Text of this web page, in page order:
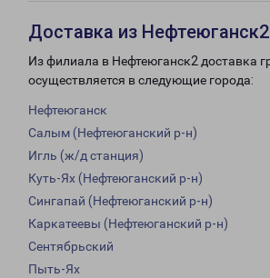
Доставка из
Из филиала в Нефтеюганск2 доставка
осуществляется в следующие города:
Нефтеюганск
Салым (Нефтеюганский р-н)
Игль (ж/д станция)
Куть-Ях (Нефтеюганский р-н)
Сингапай (Нефтеюганский р-н)
Каркатеевы (Нефтеюганский р-н)
Сентябрьский
Пыть-Ях